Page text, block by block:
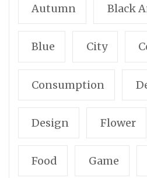
Autumn Black
Blue City
Consumption
Design Flower
Food Game